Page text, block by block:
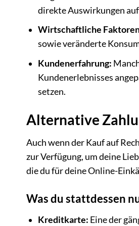
direkte Auswirkungen
Wirtschaftliche
sowie veränderte
Kundenerfahrung:
Kundenerlebnisses
setzen.
Alternative
Auch wenn der Kauf auf
zur Verfügung, um deine
die du für deine Online-
Was du stattdessen
Kreditkarte: Eine der